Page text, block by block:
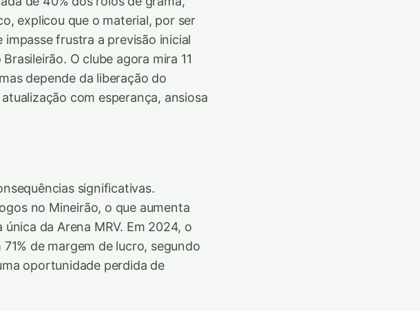
explicou que o material, por ser
frustra a previsão inicial
O clube agora mira 11
depende da liberação do
com esperança, ansiosa
significativas.
no Mineirão, o que aumenta
da Arena MRV. Em 2024, o
de margem de lucro, segundo
oportunidade perdida de